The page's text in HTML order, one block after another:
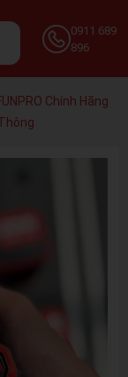
0911 689
896
Chính Hãng